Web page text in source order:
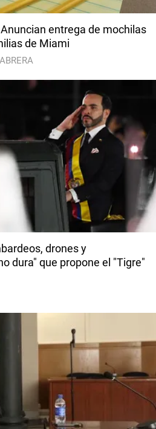
Anuncian entrega de mochilas
de Miami
drones y
dura" que propone el "Tigre"